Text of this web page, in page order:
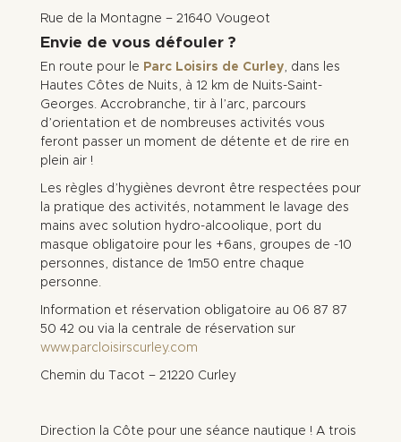
Rue de la Montagne – 21640 Vougeot
Envie de vous défouler ?
En route pour le Parc Loisirs de Curley , dans les
Hautes Côtes de Nuits, à 12 km de Nuits-Saint-
Georges. Accrobranche, tir à l’arc, parcours
d’orientation et de nombreuses activités vous
feront passer un moment de détente et de rire en
plein air !
Les règles d’hygiènes devront être respectées pour
la pratique des activités, notamment le lavage des
mains avec solution hydro-alcoolique, port du
masque obligatoire pour les +6ans, groupes de -10
personnes, distance de 1m50 entre chaque
personne.
Information et réservation obligatoire au 06 87 87
50 42 ou via la centrale de réservation sur
www.parcloisirscurley.com
Chemin du Tacot – 21220 Curley
Direction la Côte pour une séance nautique ! A trois